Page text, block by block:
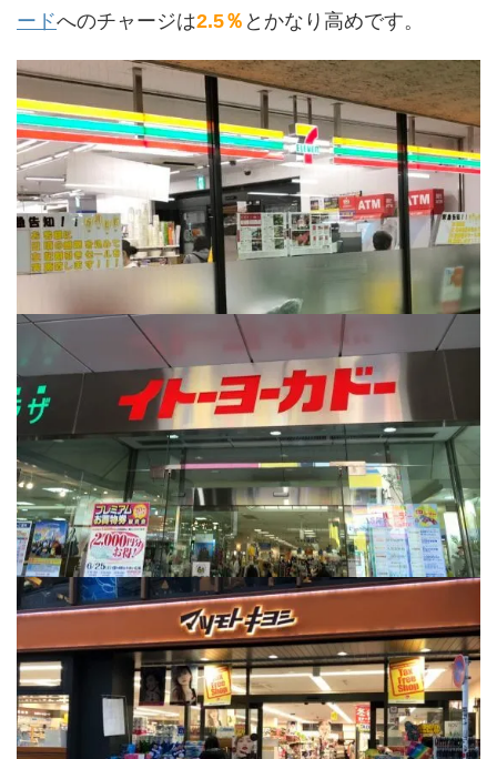
ードへのチャージは2.5％ とかなり高めです。